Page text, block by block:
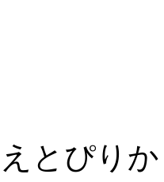
えとぴりか